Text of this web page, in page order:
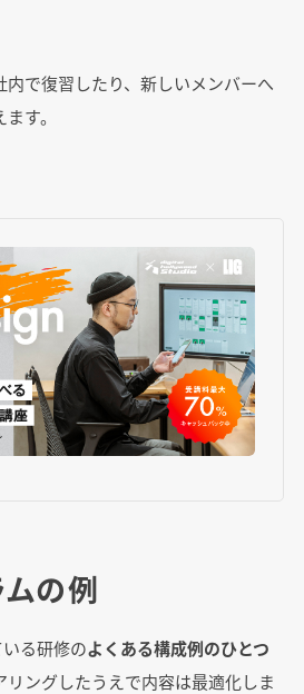
内で復習したり、新しいメンバーへ
す。
の例
る研修のよくある構成例のひとつ
リングしたうえで内容は最適化しま